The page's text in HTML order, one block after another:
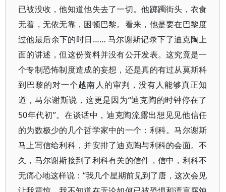
已被没收，他知道他失去了一切。他踯躅街头，衣食
无着，无依无靠，困顿巴黎。看来，他是要在巴黎度
过他最后余下的时日…… 马尔谢斯记录下了迪克陶上
面的讲述，但这份资料并没有公开发表。这究竟是一
个专制恐怖制度造成的妄想，还是真的有过从莫斯科
到巴黎的对一个越南人的审判，没有人能够真正知
道，马尔谢斯说，这更是因为“迪克陶的时钟停在了
50年代初”。在谈话中，迪克陶流露出想见见他信任
的为数极少的几个哲学家中的一个：利科。马尔谢斯
马上写信给利科，并安排了迪克陶与利科的会面。不
久，马尔谢斯接到了利科有关的信件，信中，利科不
无痛心地这样说：“我几个星期前见到了唐，这次会见